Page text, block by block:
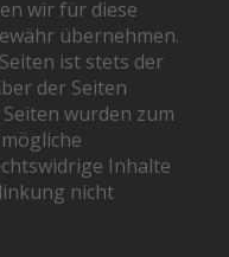
wir für diese
übernehmen.
ist stets der
der Seiten
wurden zum
Inhalte
nicht